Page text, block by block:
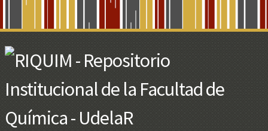
Main
Content